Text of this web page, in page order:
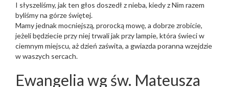
I słyszeliśmy, jak ten głos doszedł z nieba, kiedy z Nim razem
byliśmy na górze świętej.
Mamy jednak mocniejszą, prorocką mowę, a dobrze zrobicie,
jeżeli będziecie przy niej trwali jak przy lampie, która świeci w
ciemnym miejscu, aż dzień zaświta, a gwiazda poranna wzejdzie
w waszych sercach.
Ewangelia wg św. Mateusza